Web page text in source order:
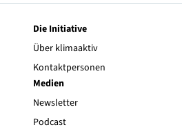
Die Initiative
Über klimaaktiv
Kontaktpersonen
Medien
Newsletter
Podcast